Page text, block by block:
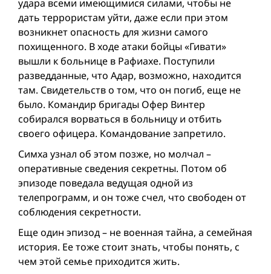
удара всеми имеющимися силами, чтобы не
дать террористам уйти, даже если при этом
возникнет опасность для жизни самого
похищенного. В ходе атаки бойцы «Гивати»
вышли к больнице в Рафиахе. Поступили
разведданные, что Адар, возможно, находится
там. Свидетельств о том, что он погиб, еще не
было. Командир бригады Офер Винтер
собирался ворваться в больницу и отбить
своего офицера. Командование запретило.
Симха узнал об этом позже, но молчал –
оперативные сведения секретны. Потом об
эпизоде поведала ведущая одной из
телепрограмм, и он тоже счел, что свободен от
соблюдения секретности.
Еще один эпизод – не военная тайна, а семейная
история. Ее тоже стоит знать, чтобы понять, с
чем этой семье приходится жить.